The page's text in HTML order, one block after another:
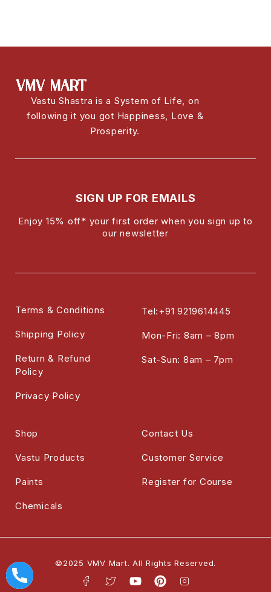
Vastu Shastra is a System of Life, on
following it you got Happiness, Love &
Prosperity.
SIGN UP FOR EMAILS
Enjoy 15% off* your first order when you sign up to
our newsletter
Tel:+91 9219614445
Mon-Fri: 8am – 8pm
Sat-Sun: 8am – 7pm
Shop
Vastu Products
Paints
Chemicals
Contact Us
Customer Service
Register for Course
Terms & Conditions
Shipping Policy
Return & Refund
Policy
Privacy Policy
©2025 VMV Mart. All Rights Reserved.